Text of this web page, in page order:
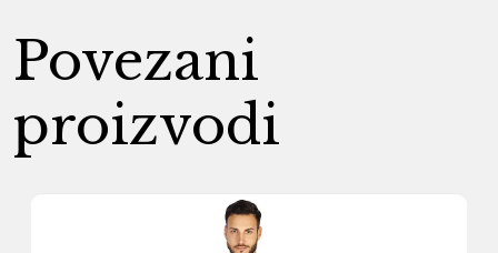
Povezani
proizvodi